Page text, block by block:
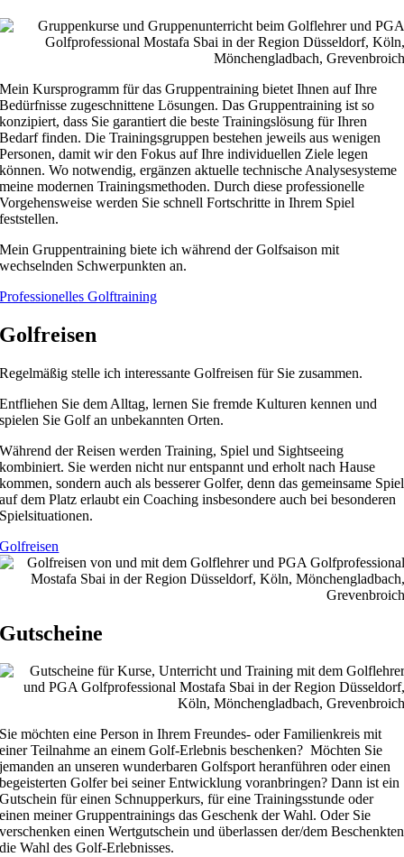
Mein Kursprogramm für das Gruppentraining bietet Ihnen auf Ihre
Bedürfnisse zugeschnittene Lösungen. Das Gruppentraining ist so
konzipiert, dass Sie garantiert die beste Trainingslösung für Ihren
Bedarf finden. Die Trainingsgruppen bestehen jeweils aus wenigen
Personen, damit wir den Fokus auf Ihre individuellen Ziele legen
können. Wo notwendig, ergänzen aktuelle technische Analysesysteme
meine modernen Trainingsmethoden. Durch diese professionelle
Vorgehensweise werden Sie schnell Fortschritte in Ihrem Spiel
feststellen.
Mein Gruppentraining biete ich während der Golfsaison mit
wechselnden Schwerpunkten an.
Professionelles Golftraining
Golfreisen
Regelmäßig stelle ich interessante Golfreisen für Sie zusammen.
Entfliehen Sie dem Alltag, lernen Sie fremde Kulturen kennen und
spielen Sie Golf an unbekannten Orten.
Während der Reisen werden Training, Spiel und Sightseeing
kombiniert. Sie werden nicht nur entspannt und erholt nach Hause
kommen, sondern auch als besserer Golfer, denn das gemeinsame Spiel
auf dem Platz erlaubt ein Coaching insbesondere auch bei besonderen
Spielsituationen.
Golfreisen
Gutscheine
Sie möchten eine Person in Ihrem Freundes- oder Familienkreis mit
einer Teilnahme an einem Golf-Erlebnis beschenken? Möchten Sie
jemanden an unseren wunderbaren Golfsport heranführen oder einen
begeisterten Golfer bei seiner Entwicklung voranbringen? Dann ist ein
Gutschein für einen Schnupperkurs, für eine Trainingsstunde oder
einen meiner Gruppentrainings das Geschenk der Wahl. Oder Sie
verschenken einen Wertgutschein und überlassen der/dem Beschenkten
die Wahl des Golf-Erlebnisses.